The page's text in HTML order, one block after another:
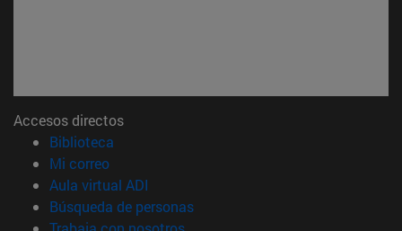
Accesos directos
Biblioteca
Mi correo(abre en nueva ventana)
Aula virtual ADI
Búsqueda de personas(abre en nueva ventana)
(abre en nueva ventana)